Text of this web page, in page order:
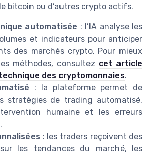
bitcoin ou d’autres crypto actifs.
automatisée : l’IA analyse les
et indicateurs pour anticiper
des marchés crypto. Pour mieux
méthodes, consultez cet article
des cryptomonnaies.
: la plateforme permet de
stratégies de trading automatisé,
humaine et les erreurs
: les traders reçoivent des
les tendances du marché, les